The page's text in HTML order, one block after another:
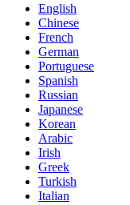
English
Chinese
French
German
Portuguese
Spanish
Russian
Japanese
Korean
Arabic
Irish
Greek
Turkish
Italian